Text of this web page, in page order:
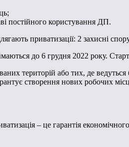
постійного користування ДП.
приватизації: 2 захисні
до 6 грудня 2022 року.
територій або тих, де
створення нових робочих
– це гарантія